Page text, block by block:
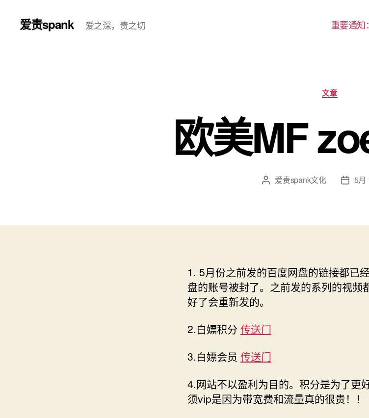
爱责spank 爱之深，责之切 重要通知
分
类
文章
欧美MF
文 爱责spank文化
发 5月
1. 5月份之前发的百度网盘的链接都已
盘的账号被封了。之前发的系列的视频
好了会重新发的。
2.白嫖积分 传送门
3.白嫖会员 传送门
4.网站不以盈利为目的。积分是为了更
须vip是因为带宽费和流量真的很贵！！